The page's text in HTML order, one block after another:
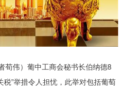
荀伟）葡中工商会秘书长伯纳德8
税”举措令人担忧，此举对包括葡萄